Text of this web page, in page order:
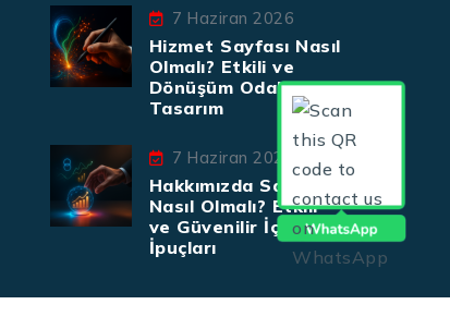
7 Haziran 2026
Hizmet Sayfası Nasıl
Olmalı? Etkili ve
Dönüşüm Odaklı
Tasarım
7 Haziran 2026
Hakkımızda Sayfası
Nasıl Olmalı? Etkili
ve Güvenilir İçerik
İpuçları